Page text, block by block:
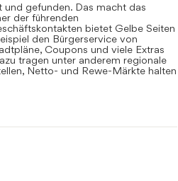
gefunden. Das macht das
der führenden
bietet Gelbe Seiten
den Bürgerservice von
Coupons und viele Extras
tragen unter anderem regionale
Netto- und Rewe-Märkte halten